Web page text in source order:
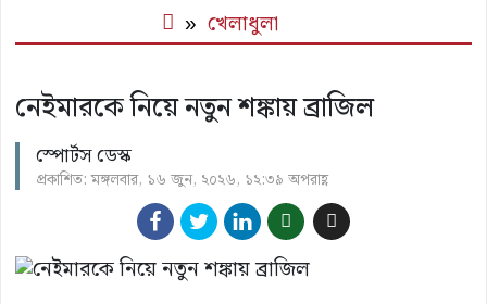
খেলাধুলা
নেইমারকে নিয়ে নতুন শঙ্কায় ব্রাজিল
স্পোর্টস ডেস্ক
প্রকাশিত: মঙ্গলবার, ১৬ জুন, ২০২৬, ১২:৩৯ অপরাহ্ণ